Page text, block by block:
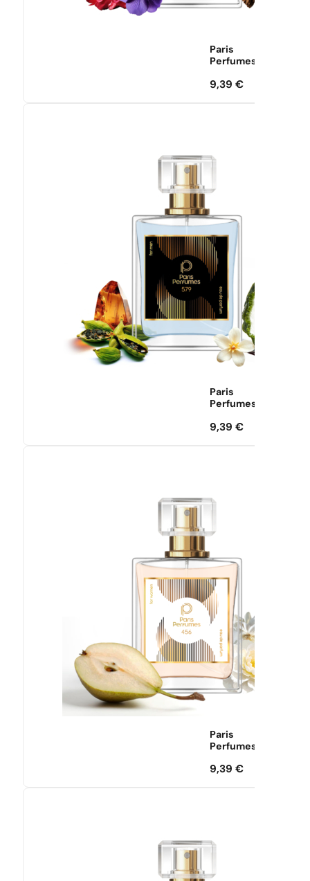
Paris
Perfumes
9,39€
Paris
Perfumes
9,39€
Paris
Perfumes
9,39€